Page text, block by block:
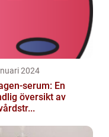
2024
serum: En
översikt av